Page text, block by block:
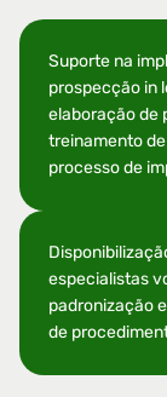
Suporte na
prospecção in
elaboração de
treinamento
processo de
especialistas
padronização
de